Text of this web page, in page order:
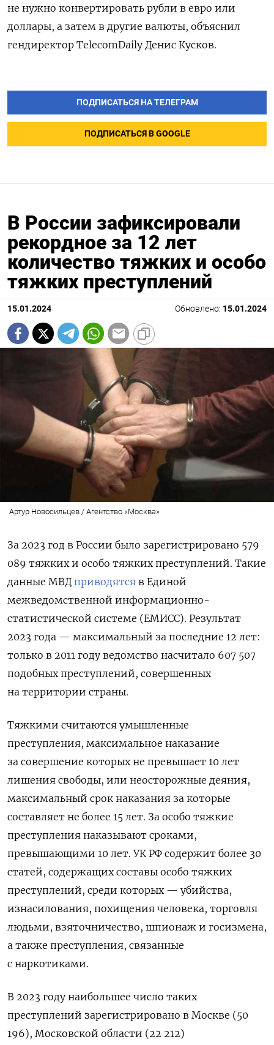
не нужно конвертировать рубли в евро или
доллары, а затем в другие валюты, объяснил
гендиректор TelecomDaily Денис Кусков.
ПОДПИСАТЬСЯ НА ТЕЛЕГРАМ
ПОДПИСАТЬСЯ В GOOGLE
В России зафиксировали
рекордное за 12 лет
количество тяжких и особо
тяжких преступлений
15.01.2024 Обновлено: 15.01.2024
Артур Новосильцев / Агентство «Москва»
За 2023 год в России было зарегистрировано 579
089 тяжких и особо тяжких преступлений. Такие
данные МВД приводятся в Единой
межведомственной информационно-
статистической системе (ЕМИСС). Результат
2023 года — максимальный за последние 12 лет:
только в 2011 году ведомство насчитало 607 507
подобных преступлений, совершенных
на территории страны.
Тяжкими считаются умышленные
преступления, максимальное наказание
за совершение которых не превышает 10 лет
лишения свободы, или неосторожные деяния,
максимальный срок наказания за которые
составляет не более 15 лет. За особо тяжкие
преступления наказывают сроками,
превышающими 10 лет. УК РФ содержит более 30
статей, содержащих составы особо тяжких
преступлений, среди которых — убийства,
изнасилования, похищения человека, торговля
людьми, взяточничество, шпионаж и госизмена,
а также преступления, связанные
с наркотиками.
В 2023 году наибольшее число таких
преступлений зарегистрировано в Москве (50
196), Московской области (22 212)